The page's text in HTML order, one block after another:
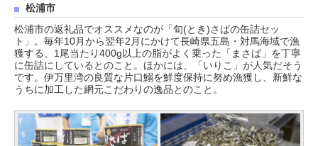
松浦市
松浦市の返礼品でオススメなのが「旬(とき)さばの缶詰セッ
ト」。毎年10月から翌年2月にかけて長崎県五島・対馬海域で漁
獲する、1尾当たり400g以上の脂がよく乗った「まさば」を丁寧
に缶詰にしているとのこと。ほかには、「いりこ」が人気だそう
です。伊万里湾の良質な片口鰯を鮮度保持に努め漁獲し、新鮮な
うちに加工した網元こだわりの逸品とのこと。